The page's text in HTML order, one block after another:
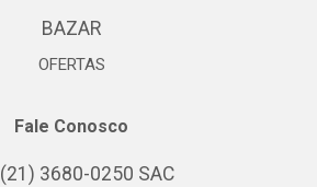
BAZAR
OFERTAS
Fale Conosco
(21) 3680-0250 SAC